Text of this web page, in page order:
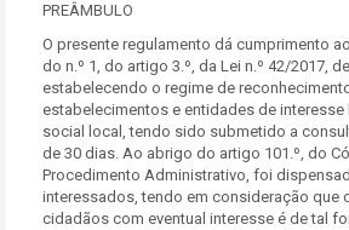
PREÂMBULO
O presente regulamento dá cumprimento
do n.º 1, do artigo 3.º, da Lei n.º 42/2017,
estabelecendo o regime de
estabelecimentos e entidades de
social local, tendo sido submetido a
de 30 dias. Ao abrigo do artigo 101.º, do
Procedimento Administrativo, foi
interessados, tendo em consideração que
cidadãos com eventual interesse é de tal